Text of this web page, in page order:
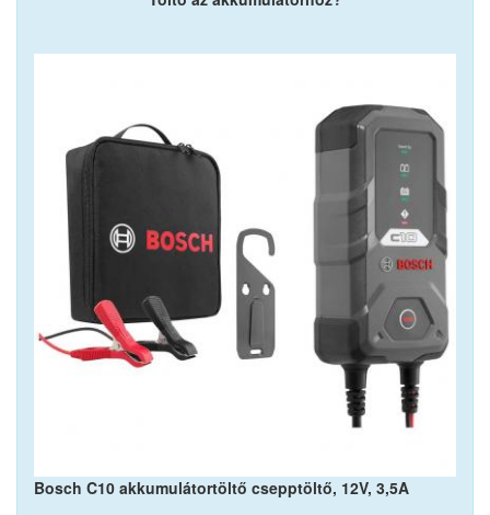
Bosch C10 akkumulátortöltő csepptöltő, 12V, 3,5A